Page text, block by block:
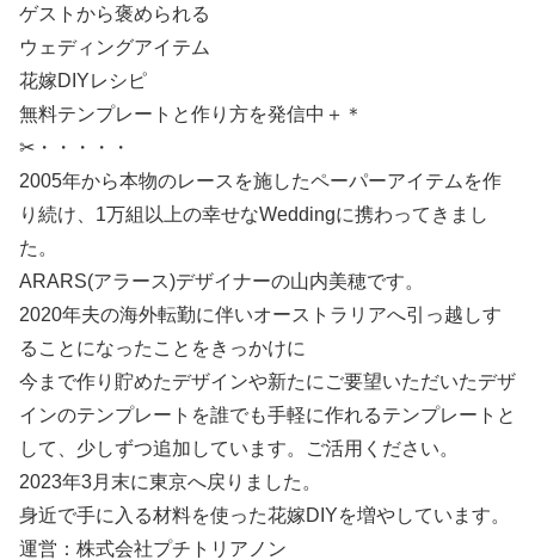
ゲストから褒められる
ウェディングアイテム
花嫁DIYレシピ
無料テンプレートと作り方を発信中＋＊
✂・・・・・
2005年から本物のレースを施したペーパーアイテムを作
り続け、1万組以上の幸せなWeddingに携わってきまし
た。
ARARS(アラース)デザイナーの山内美穂です。
2020年夫の海外転勤に伴いオーストラリアへ引っ越しす
ることになったことをきっかけに
今まで作り貯めたデザインや新たにご要望いただいたデザ
インのテンプレートを誰でも手軽に作れるテンプレートと
して、少しずつ追加しています。ご活用ください。
2023年3月末に東京へ戻りました。
身近で手に入る材料を使った花嫁DIYを増やしています。
運営：株式会社プチトリアノン